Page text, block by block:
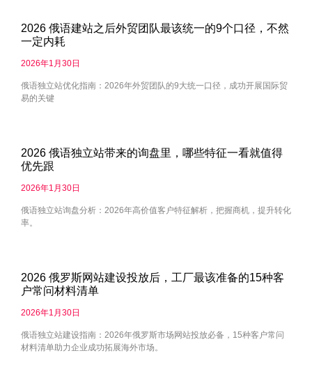
2026 俄语建站之后外贸团队最该统一的9个口径，不然
一定内耗
2026年1月30日
俄语独立站优化指南：2026年外贸团队的9大统一口径，成功开展国际贸
易的关键
2026 俄语独立站带来的询盘里，哪些特征一看就值得
优先跟
2026年1月30日
俄语独立站询盘分析：2026年高价值客户特征解析，把握商机，提升转化
率。
2026 俄罗斯网站建设投放后，工厂最该准备的15种客
户常问材料清单
2026年1月30日
俄语独立站建设指南：2026年俄罗斯市场网站投放必备，15种客户常问
材料清单助力企业成功拓展海外市场。